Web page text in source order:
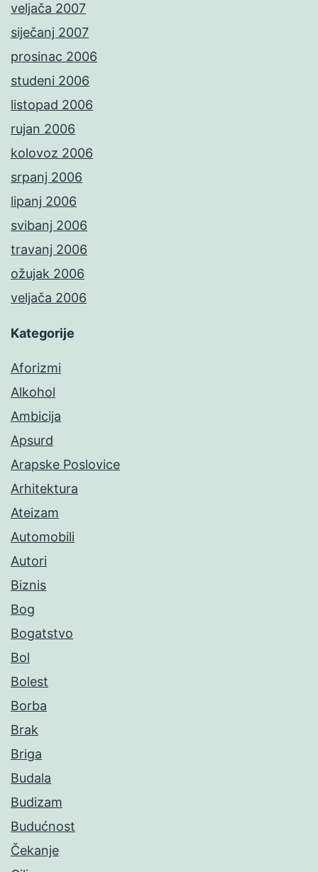
veljača 2007
siječanj 2007
prosinac 2006
studeni 2006
listopad 2006
rujan 2006
kolovoz 2006
srpanj 2006
lipanj 2006
svibanj 2006
travanj 2006
ožujak 2006
veljača 2006
Kategorije
Aforizmi
Alkohol
Ambicija
Apsurd
Arapske Poslovice
Arhitektura
Ateizam
Automobili
Autori
Biznis
Bog
Bogatstvo
Bol
Bolest
Borba
Brak
Briga
Budala
Budizam
Budućnost
Čekanje